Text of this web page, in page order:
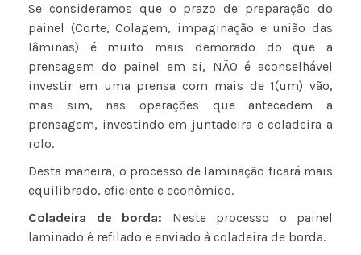
Se consideramos que o prazo de preparação do
painel (Corte, Colagem, impaginação e união das
lâminas) é muito mais demorado do que a
prensagem do painel em si, NÃO é aconselhável
investir em uma prensa com mais de 1(um) vão,
mas sim, nas operações que antecedem a
prensagem, investindo em juntadeira e coladeira a
rolo.
Desta maneira, o processo de laminação ficará mais
equilibrado, eficiente e econômico.
Coladeira de borda: Neste processo o painel
laminado é refilado e enviado à coladeira de borda.